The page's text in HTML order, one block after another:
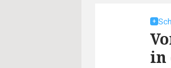
in